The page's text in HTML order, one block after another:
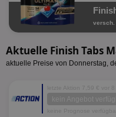
versch.
Aktuelle Finish Tabs
aktuelle Preise von Donnerstag,
letzte Aktion 7,59 € vor 8
kein Angebot
keine Prognose verfügbar